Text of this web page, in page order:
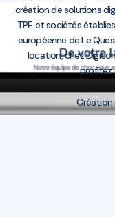
création de solutions
TPE et sociétés
européenne de Le
location, chez
Création